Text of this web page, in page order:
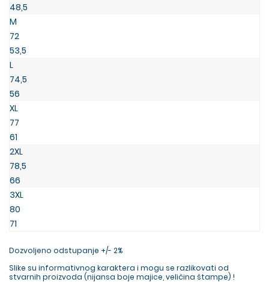
48,5
M
72
53,5
L
74,5
56
XL
77
61
2XL
78,5
66
3XL
80
71
Dozvoljeno odstupanje +/- 2%
Slike su informativnog karaktera i mogu se razlikovati od
stvarnih proizvoda (nijansa boje majice, veličina štampe) !